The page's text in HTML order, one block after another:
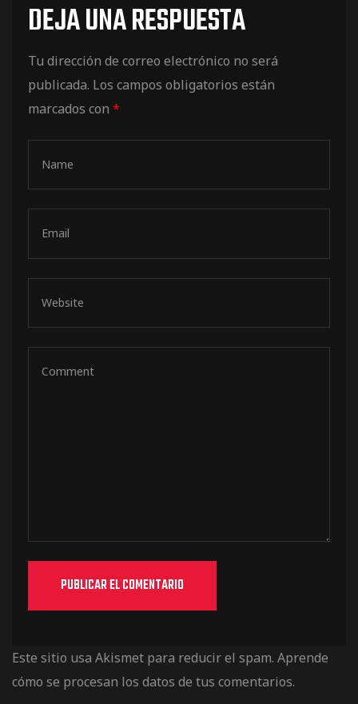
DEJA UNA RESPUESTA
Tu dirección de correo electrónico no será
publicada. Los campos obligatorios están
marcados con *
Este sitio usa Akismet para reducir el spam. Aprende
cómo se procesan los datos de tus comentarios.
pista